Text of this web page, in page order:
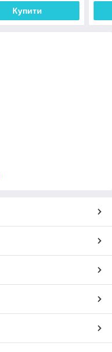
Купити